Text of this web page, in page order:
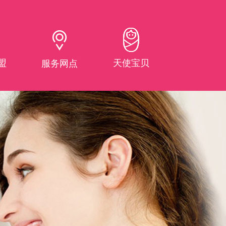
服务网点 天使宝贝